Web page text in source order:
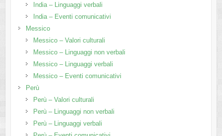
India – Linguaggi verbali
India – Eventi comunicativi
Messico
Messico – Valori culturali
Messico – Linguaggi non verbali
Messico – Linguaggi verbali
Messico – Eventi comunicativi
Perù
Perù – Valori culturali
Perù – Linguaggi non verbali
Perù – Linguaggi verbali